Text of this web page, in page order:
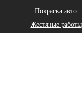
Покраска авто
Жестяные работы